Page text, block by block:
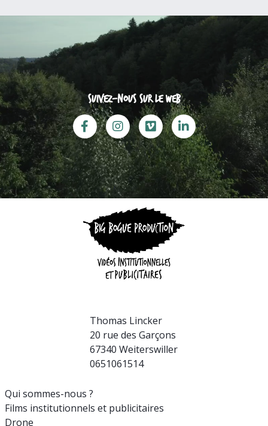
Suivez-nous sur le web
Thomas Lincker
20 rue des Garçons
67340 Weiterswiller
0651061514
Qui sommes-nous ?
Films institutionnels et publicitaires
Drone